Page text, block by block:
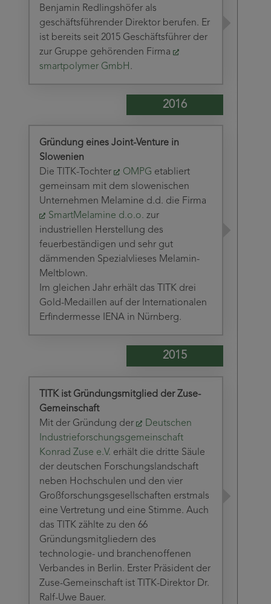
Benjamin Redlingshöfer als
geschäftsführender Direktor berufen. Er
ist bereits seit 2015 Geschäftsführer der
zur Gruppe gehörenden Firma
smartpolymer GmbH .
2016
Gründung eines Joint-Venture in
Slowenien
Die TITK-Tochter
OMPG etabliert
gemeinsam mit dem slowenischen
Unternehmen Melamine d.d. die Firma
SmartMelamine d.o.o. zur
industriellen Herstellung des
feuerbeständigen und sehr gut
dämmenden Spezialvlieses Melamin-
Meltblown.
Im gleichen Jahr erhält das TITK drei
Gold-Medaillen auf der Internationalen
Erfindermesse IENA in Nürnberg.
2015
TITK ist Gründungsmitglied der Zuse-
Gemeinschaft
Mit der Gründung der
Deutschen
Industrieforschungsgemeinschaft
Konrad Zuse e.V. erhält die dritte Säule
der deutschen Forschungslandschaft
neben Hochschulen und den vier
Großforschungsgesellschaften erstmals
eine Vertretung und eine Stimme. Auch
das TITK zählte zu den 66
Gründungsmitgliedern des
technologie- und branchenoffenen
Verbandes in Berlin. Erster Präsident der
Zuse-Gemeinschaft ist TITK-Direktor Dr.
Ralf-Uwe Bauer.